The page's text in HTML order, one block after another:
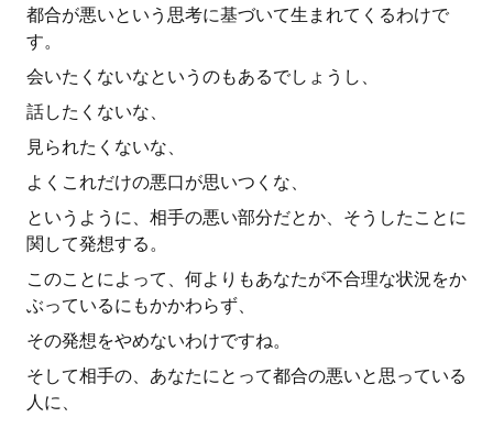
都合が悪いという思考に基づいて生まれてくるわけで
す。
会いたくないなというのもあるでしょうし、
話したくないな、
見られたくないな、
よくこれだけの悪口が思いつくな、
というように、相手の悪い部分だとか、そうしたことに
関して発想する。
このことによって、何よりもあなたが不合理な状況をか
ぶっているにもかかわらず、
その発想をやめないわけですね。
そして相手の、あなたにとって都合の悪いと思っている
人に、